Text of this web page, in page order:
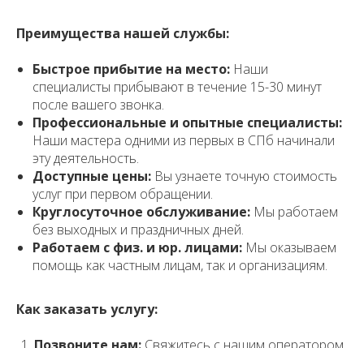
Преимущества нашей службы:
Быстрое прибытие на место: Наши
специалисты прибывают в течение 15-30 минут
после вашего звонка.
Профессиональные и опытные специалисты:
Наши мастера одними из первых в СПб начинали
эту деятельность.
Доступные цены: Вы узнаете точную стоимость
услуг при первом обращении.
Круглосуточное обслуживание: Мы работаем
без выходных и праздничных дней.
Работаем с физ. и юр. лицами: Мы оказываем
помощь как частным лицам, так и организациям.
Как заказать услугу: